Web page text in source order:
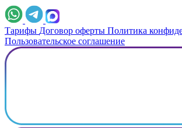
Тарифы Договор оферты Политика
Пользовательское соглашение